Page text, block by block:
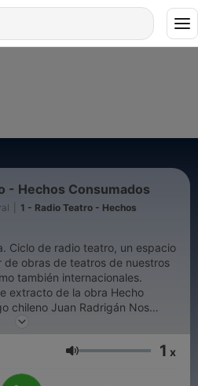
- Hechos Consumados
1 - Radio Teatro - Hechos
de obras de teatros de nuestros
también internacionales.
extracto de la obra Hecho
Juan Radrigán Nos
como @lacapsulateatral y en
Volumen 1 x